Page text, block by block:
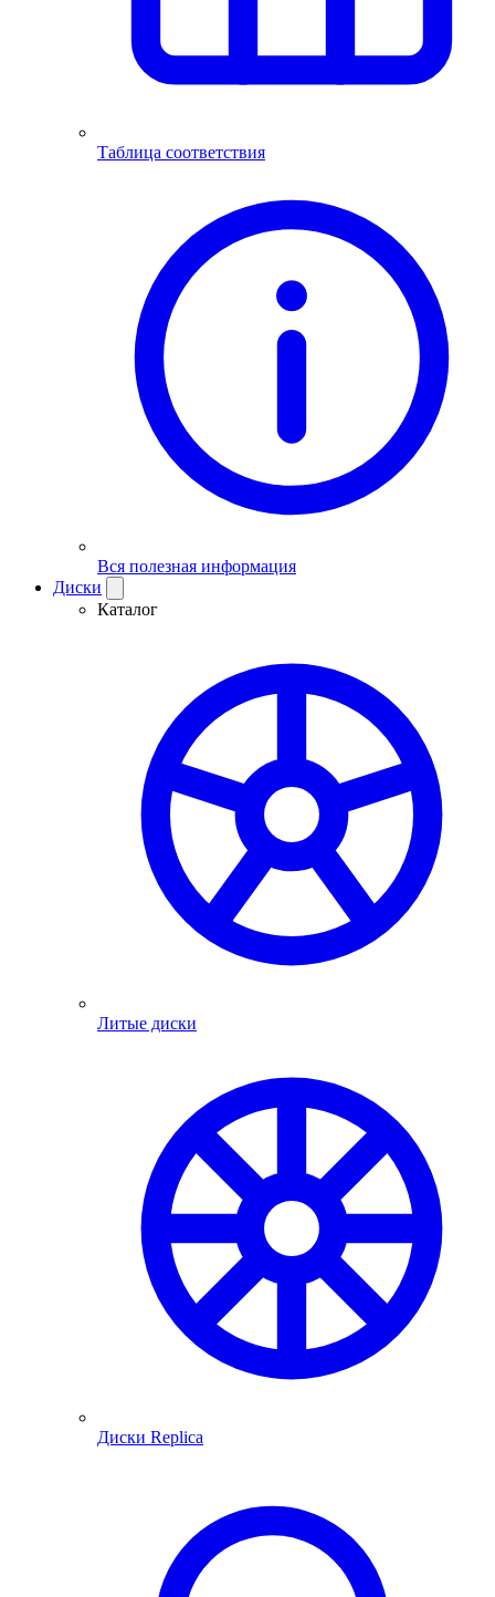
Таблица соответствия
Вся полезная информация
Диски
Каталог
Литые диски
Диски Replica